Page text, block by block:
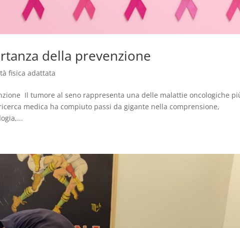
della prevenzione
fisica adattata
Il tumore al seno rappresenta una delle malattie oncologiche
medica ha compiuto passi da gigante nella comprensione,